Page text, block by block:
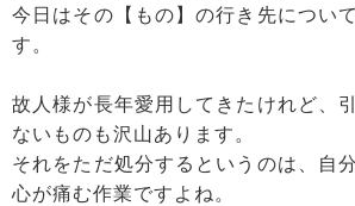
今日はその【もの】の行き先につい
す。
故人様が長年愛用してきたけれど、
ないものも沢山あります。
それをただ処分するというのは、自
心が痛む作業ですよね。